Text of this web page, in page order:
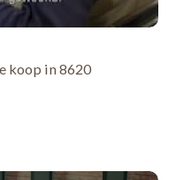
koop in 8620